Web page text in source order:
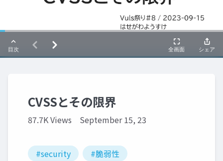
CVSSとその限界
87.7K Views September 15, 23
#security
#脆弱性